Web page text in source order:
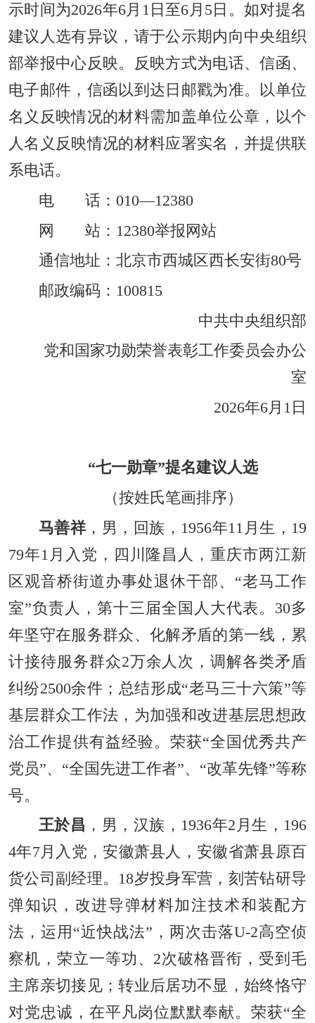
示时间为2026年6月1日至6月5日。如对提名
建议人选有异议，请于公示期内向中央组织
部举报中心反映。反映方式为电话、信函、
电子邮件，信函以到达日邮戳为准。以单位
名义反映情况的材料需加盖单位公章，以个
人名义反映情况的材料应署实名，并提供联
系电话。
电 话：010—12380
网 站：12380举报网站
通信地址：北京市西城区西长安街80号
邮政编码：100815
中共中央组织部
党和国家功勋荣誉表彰工作委员会办公
室
2026年6月1日
“七一勋章”提名建议人选
（按姓氏笔画排序）
马善祥，男，回族，1956年11月生，19
79年1月入党，四川隆昌人，重庆市两江新
区观音桥街道办事处退休干部、“老马工作
室”负责人，第十三届全国人大代表。30多
年坚守在服务群众、化解矛盾的第一线，累
计接待服务群众2万余人次，调解各类矛盾
纠纷2500余件；总结形成“老马三十六策”等
基层群众工作法，为加强和改进基层思想政
治工作提供有益经验。荣获“全国优秀共产
党员”、“全国先进工作者”、“改革先锋”等称
号。
王於昌 ，男，汉族，1936年2月生，196
4年7月入党，安徽萧县人，安徽省萧县原百
货公司副经理。18岁投身军营，刻苦钻研导
弹知识，改进导弹材料加注技术和装配方
法，运用“近快战法”，两次击落U-2高空侦
察机，荣立一等功、2次破格晋衔，受到毛
主席亲切接见；转业后居功不显，始终恪守
对党忠诚，在平凡岗位默默奉献。荣获“全